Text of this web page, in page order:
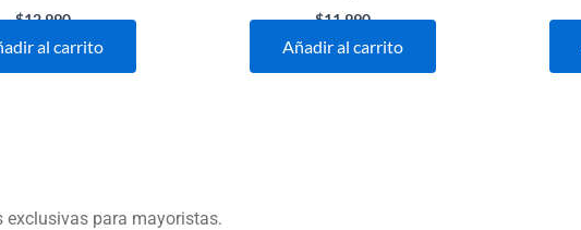
$12.990
al carrito
$11.990
Añadir al carrito
exclusivas para mayoristas.